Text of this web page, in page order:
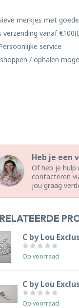
merkjes met
verzending vanaf
service
/ ophalen
Heb je een
Of heb je
contacteren
jou graag
C by Lou
Op voorraad
C by Lou
Op voorraad